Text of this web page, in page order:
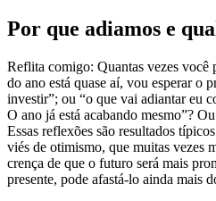
Por que adiamos e
Reflita comigo: Quantas vezes você
do ano está quase aí, vou esperar o
investir”; ou “o que vai adiantar eu
O ano já está acabando mesmo”?
Essas reflexões são resultados
viés de otimismo, que muitas vezes
crença de que o futuro será mais
presente, pode afastá-lo ainda mais